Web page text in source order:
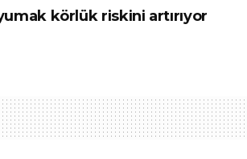
körlük riskini artırıyor